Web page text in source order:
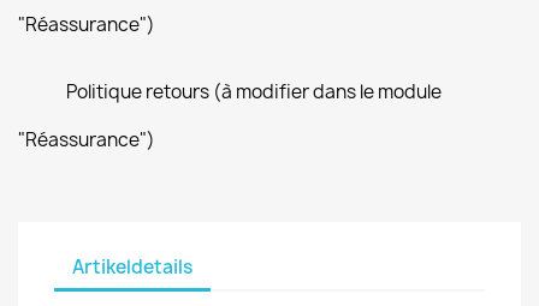
"Réassurance")
Politique retours (à modifier dans le module
"Réassurance")
Artikeldetails